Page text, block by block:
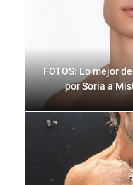
FOTOS: Lo mejor
por Soria a